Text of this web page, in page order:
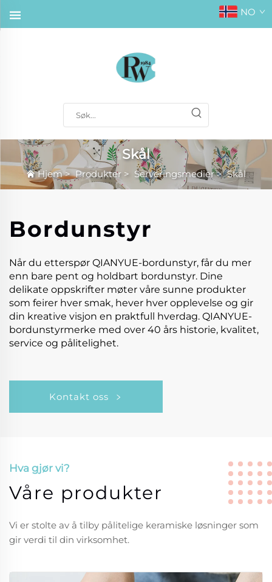
NO
Skål
Hjem>Produkter > Serveringsmedier>Skål
Bordunstyr
Når du etterspør QIANYUE-bordunstyr, får du mer
enn bare pent og holdbart bordunstyr. Dine
delikate oppskrifter møter våre sunne produkter
som feirer hver smak, hever hver opplevelse og gir
din kreative visjon en praktfull hverdag. QIANYUE-
bordunstyrmerke med over 40 års historie, kvalitet,
service og pålitelighet.
Kontakt oss
Hva gjør vi?
Våre produkter
Vi er stolte av å tilby pålitelige keramiske løsninger som
gir verdi til din virksomhet.